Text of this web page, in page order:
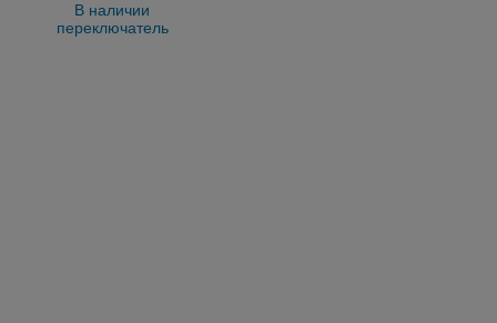
В наличии
переключатель